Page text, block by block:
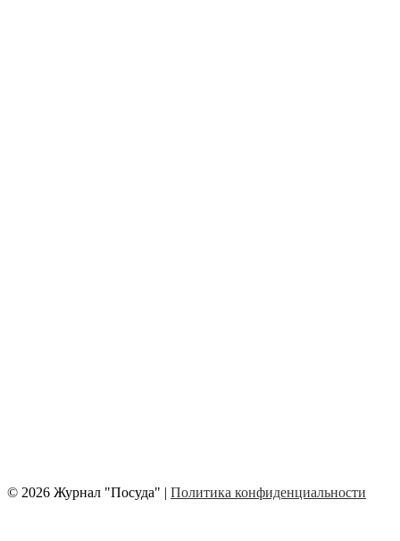
© 2026 Журнал "Посуда" | Политика конфиденциальности